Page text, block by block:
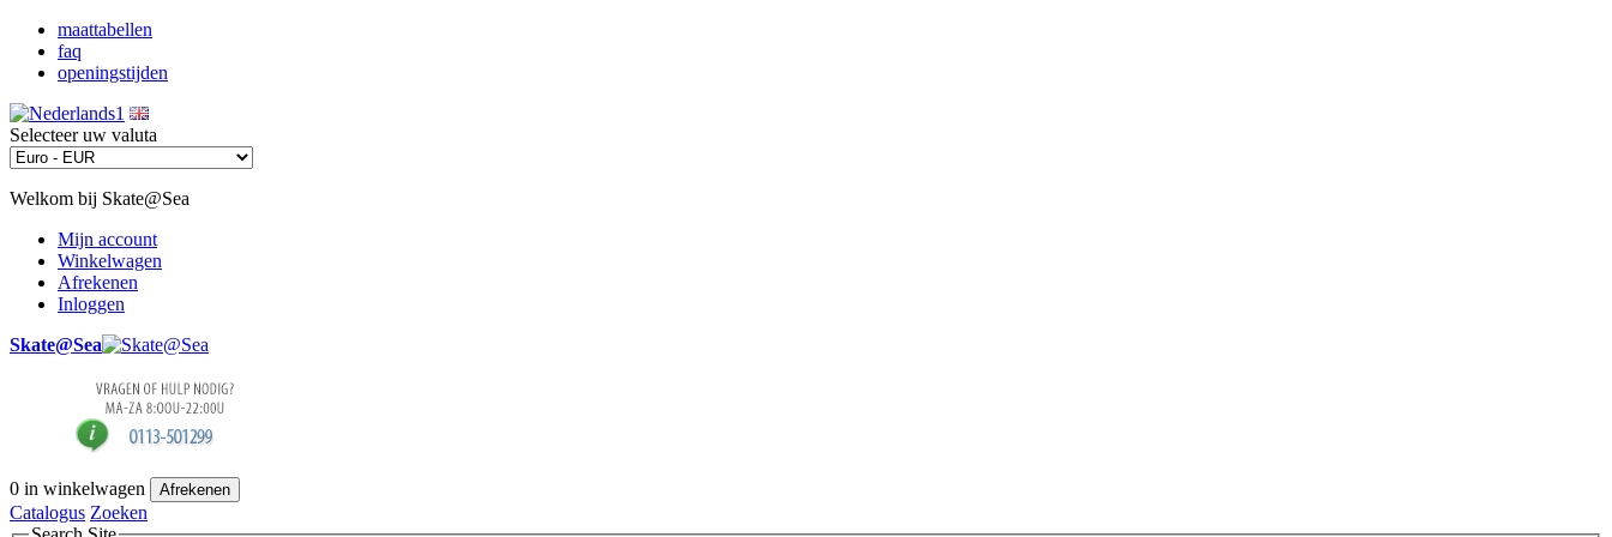
maattabellen
faq
openingstijden
Selecteer uw valuta
Welkom bij Skate@Sea
Mijn account
Winkelwagen
Afrekenen
Inloggen
Skate@Sea
0 in winkelwagen Afrekenen
Catalogus Zoeken